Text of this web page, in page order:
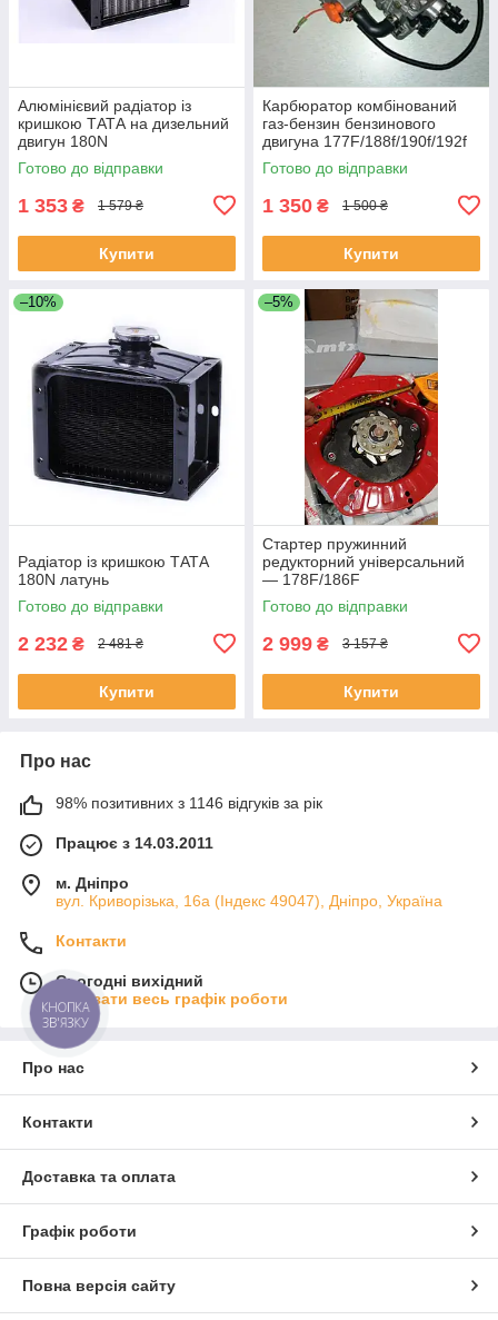
Алюмінієвий радіатор із
кришкою ТАТА на дизельний
двигун 180N
Готово до відправки
1 353 ₴ 1 579 ₴
Купити
Карбюратор комбінований
газ-бензин бензинового
двигуна 177F/188f/190f/192f
Готово до відправки
1 350 ₴ 1 500 ₴
Купити
–10%
Радіатор із кришкою ТАТА
180N латунь
Готово до відправки
2 232 ₴ 2 481 ₴
Купити
–5%
Стартер пружинний
редукторний універсальний
— 178F/186F
Готово до відправки
2 999 ₴ 3 157 ₴
Купити
Про нас
98% позитивних з 1146 відгуків за рік
Працює з 14.03.2011
м. Дніпро
вул. Криворізька, 16а (Індекс 49047), Дніпро, Україна
Контакти
Сьогодні вихідний
Показати весь графік роботи
Про нас
Контакти
Доставка та оплата
Графік роботи
Повна версія сайту
КНОПКА
ЗВ'ЯЗКУ